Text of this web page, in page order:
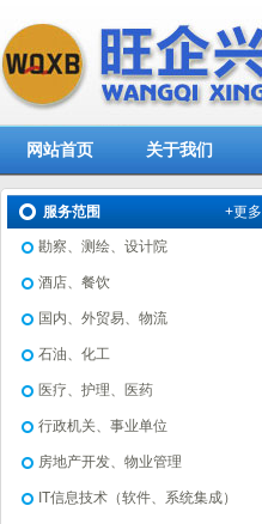
网站首页 关于我们
+更多
服务范围
勘察、测绘、设计院
酒店、餐饮
国内、外贸易、物流
石油、化工
医疗、护理、医药
行政机关、事业单位
房地产开发、物业管理
IT信息技术（软件、系统集成）